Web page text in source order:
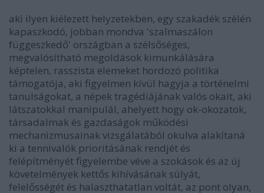
aki ilyen kiélezett helyzetekben, egy szakadék szélén
kapaszkodó, jobban mondva 'szalmaszálon
függeszkedő' országban a szélsőséges,
megvalósítható megoldások kimunkálására
képtelen, rasszista elemeket hordozó politika
támogatója, aki figyelmen kívül hagyja a történelmi
tanulságokat, a népek tragédiájának valós okait, aki
látszatokkal manipulál, ahelyett hogy ok-okozatok,
társadalmak és gazdaságok működési
mechanizmusainak vizsgálatából okulva alakítaná
ki a tennivalók prioritásának rendjét és
felépítményét figyelembe véve a szokások és az új
követelmények kettős kihívásának súlyát,
felelősségét és halaszthatatlan voltát, az pont olyan,